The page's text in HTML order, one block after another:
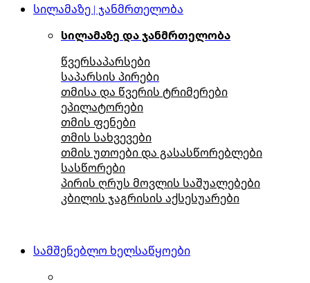
სილამაზე | ჯანმრთელობა
სილამაზე და ჯანმრთელობა
წვერსაპარსები
საპარსის პირები
თმისა და წვერის ტრიმერები
ეპილატორები
თმის ფენები
თმის სახვევები
თმის უთოები და გასასწორებლები
სასწორები
პირის ღრუს მოვლის საშუალებები
კბილის ჯაგრისის აქსესუარები
სამშენებლო ხელსაწყოები